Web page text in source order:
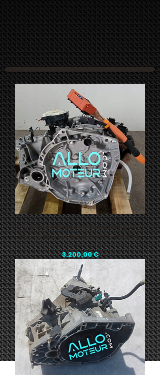
Boite de vitesses automatique
Dacia Duster III 1.6 E-TECH DB1020
Pris
3.200,00 €